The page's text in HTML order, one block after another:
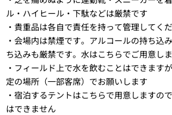
ル・ハイヒール・下駄などは厳禁です
・貴重品は各自で責任を持って管理してく
・会場内は禁煙です。アルコールの持ち込
ち込みも厳禁です。水はこちらでご用意し
・フィールド上で水を飲むことはできます
定の場所（一部客席）でお願いします
・宿泊するテントはこちらで用意しますの
はできません